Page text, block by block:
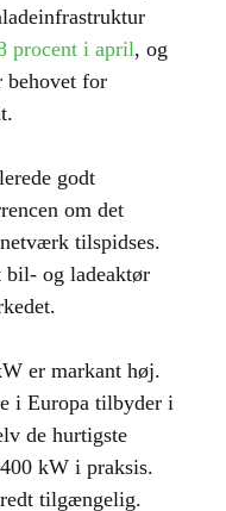
procent i april, og
behovet for
godt
om det
tilspidses.
bil- og ladeaktør
er markant høj.
i Europa tilbyder i
de hurtigste
kW i praksis.
tilgængelig.